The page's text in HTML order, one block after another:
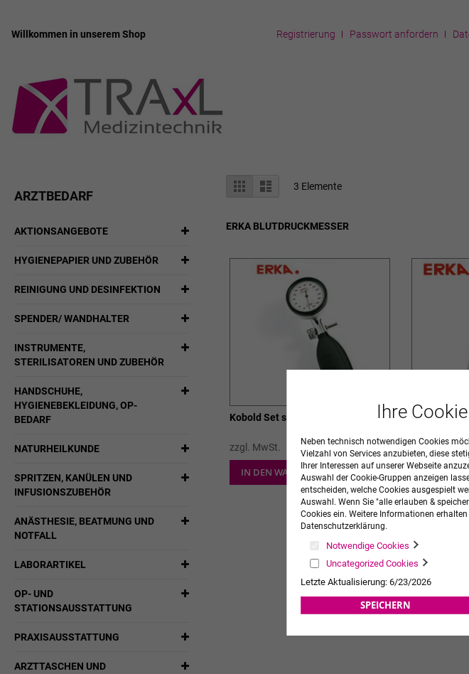
Zum
Willkommen in unserem Shop Registrierung Passwort anfordern
Anzeigen
als
Liste Liste 3 Elemente
ERKA BLUTDRUCKMESSER
Kobold Set silber eloxiert
zzgl. MwSt. Ab149,00 €
IN DEN WARENKORB ZUR
WUNSCHLISTE
HINZUFÜGEN
Erkameter E
zzgl. MwSt.
IN DEN
ARZTBEDARF
AKTIONSANGEBOTE
HYGIENEPAPIER UND ZUBEHÖR
REINIGUNG UND DESINFEKTION
SPENDER/ WANDHALTER
INSTRUMENTE,
STERILISATOREN UND ZUBEHÖR
HANDSCHUHE,
HYGIENEBEKLEIDUNG, OP-
BEDARF
NATURHEILKUNDE
SPRITZEN, KANÜLEN UND
INFUSIONSZUBEHÖR
ANÄSTHESIE, BEATMUNG UND
NOTFALL
LABORARTIKEL
OP- UND
STATIONSAUSSTATTUNG
PRAXISAUSSTATTUNG
ARZTTASCHEN UND
Ihre
Neben technisch notwendigen Cookies
Vielzahl von Services anzubieten, diese
Ihrer Interessen auf unserer Webseite
Auswahl der Cookie-Gruppen anzeigen
entscheiden, welche Cookies ausgespielt
Auswahl. Wenn Sie "alle erlauben &
Cookies ein. Weitere Informationen
Datenschutzerklärung.
Notwendige Cookies
Uncategorized Cookies
Letzte Aktualisierung: 6/23/2026
SPEICHERN